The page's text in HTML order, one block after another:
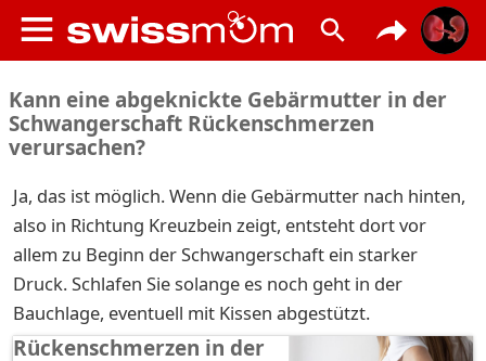
Kann eine abgeknickte Gebärmutter in der
Schwangerschaft Rückenschmerzen
verursachen?
Ja, das ist möglich. Wenn die Gebärmutter nach hinten,
also in Richtung Kreuzbein zeigt, entsteht dort vor
allem zu Beginn der Schwangerschaft ein starker
Druck. Schlafen Sie solange es noch geht in der
Bauchlage, eventuell mit Kissen abgestützt.
Rückenschmerzen in der